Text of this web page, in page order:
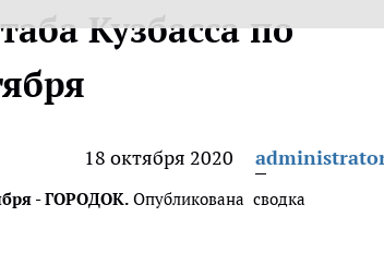
Кузбасса по
18 октября 2020
- ГОРОДОК. Опубликована сводка